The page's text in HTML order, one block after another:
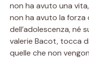
non ha avuto una
non ha avuto la forza
dell’adolescenza, né
valerie Bacot, tocca
quelle che non